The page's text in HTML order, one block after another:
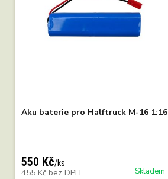
Aku baterie pro Halftruck M-16 1:16
550 Kč/ks
455 Kč bez DPH Skladem